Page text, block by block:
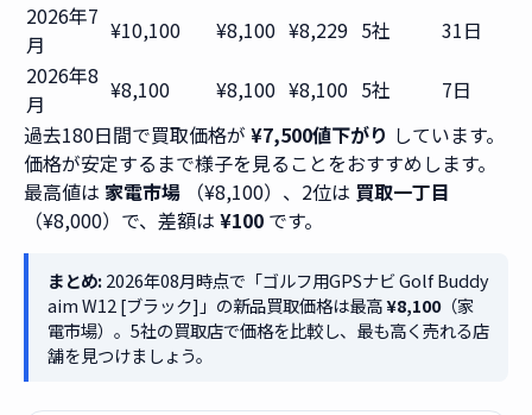
2026年7
月
¥10,100 ¥8,100 ¥8,229 5社
31日
2026年8
月
¥8,100 ¥8,100 ¥8,100 5社
7日
過去180日間で買取価格が ¥7,500値下がり しています。
価格が安定するまで様子を見ることをおすすめします。
最高値は 家電市場 （¥8,100）、2位は 買取一丁目
（¥8,000）で、差額は ¥100 です。
まとめ:2026年08月時点で「ゴルフ用GPSナビ Golf Buddy
aim W12 [ブラック]」の新品買取価格は最高¥8,100（家
電市場）。5社の買取店で価格を比較し、最も高く売れる店
舗を見つけましょう。